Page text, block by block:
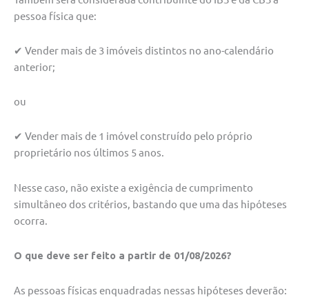
pessoa física que:
✔ Vender mais de 3 imóveis distintos no ano-calendário
anterior;
ou
✔ Vender mais de 1 imóvel construído pelo próprio
proprietário nos últimos 5 anos.
Nesse caso, não existe a exigência de cumprimento
simultâneo dos critérios, bastando que uma das hipóteses
ocorra.
O que deve ser feito a partir de 01/08/2026?
As pessoas físicas enquadradas nessas hipóteses deverão: